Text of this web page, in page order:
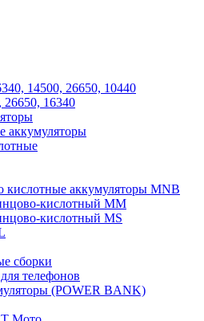
14500, 26650, 10440
26650, 16340
кислотные аккумуляторы MNB
кислотный MM
кислотный MS
сборки
телефонов
(POWER BANK)